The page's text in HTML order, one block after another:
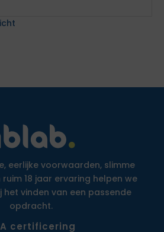
eerlijke voorwaarden, slimme
18 jaar ervaring helpen we
het vinden van een passende
opdracht.
certificering